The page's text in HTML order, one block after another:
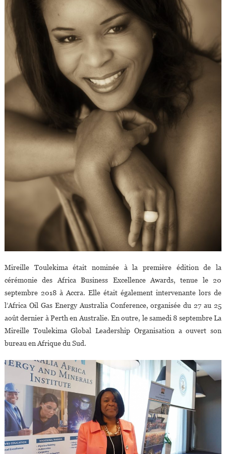
Mireille Toulekima était nominée à la première édition de la
cérémonie des Africa Business Excellence Awards, tenue le 20
septembre 2018 à Accra. Elle était également intervenante lors de
l’Africa Oil Gas Energy Australia Conference, organisée du 27 au 25
août dernier à Perth en Australie. En outre, le samedi 8 septembre La
Mireille Toulekima Global Leadership Organisation a ouvert son
bureau en Afrique du Sud.